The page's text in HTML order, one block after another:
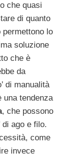
che quasi
di quanto
lo
soluzione
che è
da
di manualità
una tendenza
, che possono
di ago e filo.
come
invece